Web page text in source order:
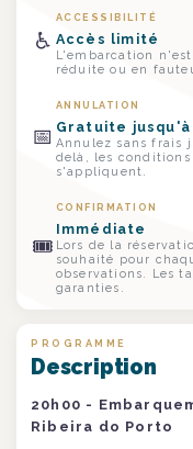
♿
ACCESSIBILITÉ
Accès limité
L'embarcation
réduite ou en
📅
ANNULATION
Gratuite jusqu'à
Annulez sans frais
delà, les conditions
s'appliquent.
🎟
CONFIRMATION
Immédiate
Lors de la
souhaité pour
observations. Les
garanties.
PROGRAMME
Description
20h00 -
Ribeira do Porto